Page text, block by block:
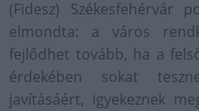
(Fidesz) Székesfehérvár
elmondta: a város
fejlődhet tovább, ha a
érdekében sokat
javításáért, igyekeznek